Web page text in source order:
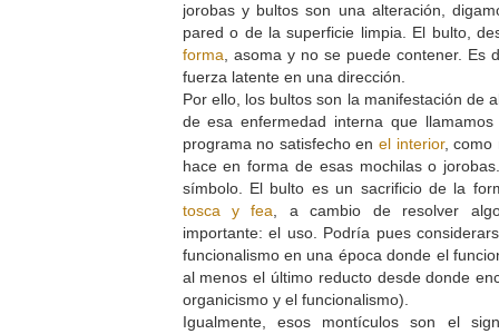
jorobas y bultos son una alteración,
pared o de la superficie limpia. El bulto,
forma, asoma y no se puede contener. Es
fuerza latente en una dirección.
Por ello, los bultos son la manifestación de
de esa enfermedad interna que
programa no satisfecho enel interior, como
hace en forma de esas mochilas o
símbolo. El bulto es un sacrificio de la
tosca y fea, a cambio de resolver
importante: el uso. Podría pues
funcionalismo en una época donde el
al menos el último reducto desde donde
organicismo y el funcionalismo).
Igualmente, esos montículos son el